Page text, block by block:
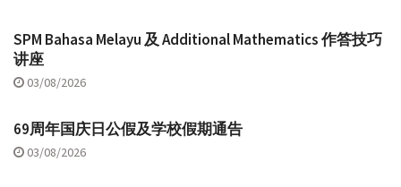
SPM Bahasa Melayu 及 Additional Mathematics 作答技巧
讲座
03/08/2026
69周年国庆日公假及学校假期通告
03/08/2026